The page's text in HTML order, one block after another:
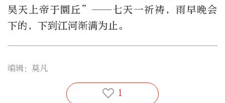
昊天上帝于圜丘”——七天一祈祷，雨早晚会
下的，下到江河渐满为止。
编辑：莫凡
1